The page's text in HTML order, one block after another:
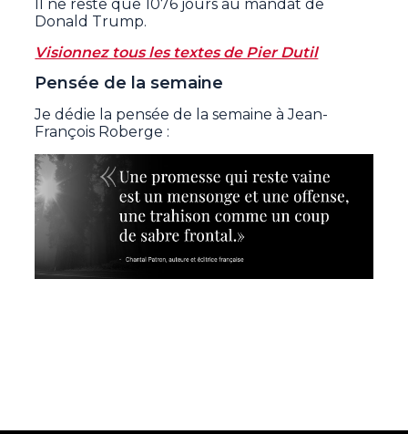
Il ne reste que 1076 jours au mandat de
Donald Trump.
Visionnez tous les textes de Pier Dutil
Pensée de la semaine
Je dédie la pensée de la semaine à Jean-
François Roberge :